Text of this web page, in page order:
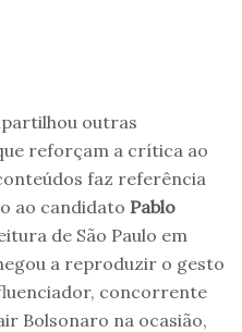
outras
reforçam a crítica ao
faz referência
ao candidato Pablo
de São Paulo em
a reproduzir o gesto
concorrente
Bolsonaro na ocasião,